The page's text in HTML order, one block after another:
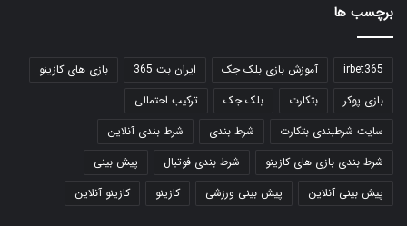
برچسب ها
irbet365 آموزش بازی بلک جک ایران بت 365
بازی های کازینو
بازی پوکر
بتکارت بلک جک
ترکیب احتمالی
سایت شرطبندی بتکارت
شرط بندی
شرط بندی آنلاین
شرط بندی بازی های کازینو
شرط بندی فوتبال
پیش بینی
پیش بینی آنلاین
پیش بینی ورزشی کازینو کازینو آنلاین